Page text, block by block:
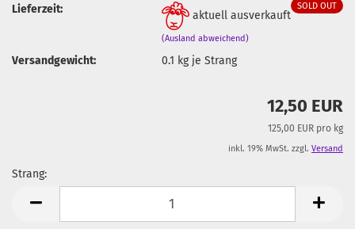
SOLD OUT
Lieferzeit: aktuell ausverkauft
(Ausland abweichend)
Versandgewicht: 0.1 kg je Strang
12,50 EUR
125,00 EUR pro kg
inkl. 19% MwSt. zzgl. Versand
Strang: